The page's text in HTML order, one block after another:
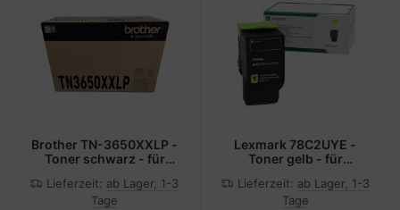
Brother TN-3650XXLP -
Toner schwarz - für
L5510DW, HL-L6410DN,
HL-L6210DW, HL-
Lieferzeit: ab Lager, 1-3
Tage
Lexmark 78C2UYE -
Toner gelb - für
CX622ade, CX622de,
CX625ade, CX625adhe,
Lieferzeit: ab Lager, 1-3
Tage